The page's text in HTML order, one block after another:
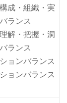
成・組織・実
ランス
解・把握・洞
ランス
ョンバランス
ョンバランス